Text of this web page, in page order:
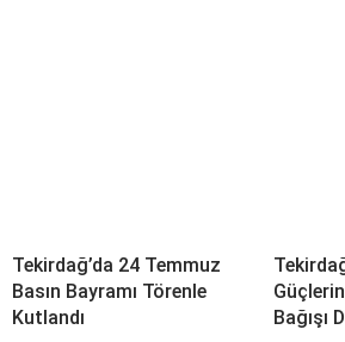
Tekirdağ’da 24 Temmuz
Basın Bayramı Törenle
Kutlandı
Bağışı